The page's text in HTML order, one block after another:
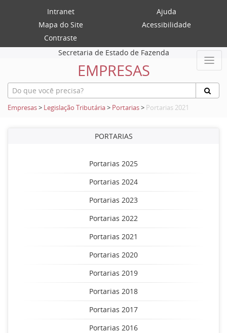
Intranet
Ajuda
Mapa do Site
Acessibilidade
Contraste
Secretaria de Estado de Fazenda
EMPRESAS
Empresas> Legislação Tributária> Portarias> Portarias 2021
PORTARIAS
Portarias 2025
Portarias 2024
Portarias 2023
Portarias 2022
Portarias 2021
Portarias 2020
Portarias 2019
Portarias 2018
Portarias 2017
Portarias 2016